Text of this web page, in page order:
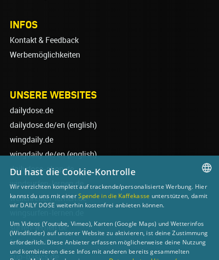
INFOS
Kontakt & Feedback
Werbemöglichkeiten
UNSERE WEBSITES
dailydose.de
dailydose.de/en (english)
wingdaily.de
wingdaily.de/en(english)
dailydose-shop.de
windsurfen-lernen.de
wellenreiten-lernen.de
surfen-lernen.de
foilsurfen.de
sup-basics.de
GERMAN
Du hast die Cookie-Kontrolle
Wir verzichten komplett auf trackende/personalisierte Werbung. Hier
kannst du uns mit einerSpende in die Kaffekasse unterstützen, damit
wir DAILY DOSE weiterhin kostenfrei anbieten können.
Um Videos (Youtube, Vimeo), Karten (Google Maps) und Wetterinfos
(Windfinder) auf unserer Website zu aktivieren, ist deine Zustimmung
erforderlich. Diese Anbieter erfassen möglicherweise deine Nutzung
und kombinieren diese Infos mit anderen bereits gesammelten